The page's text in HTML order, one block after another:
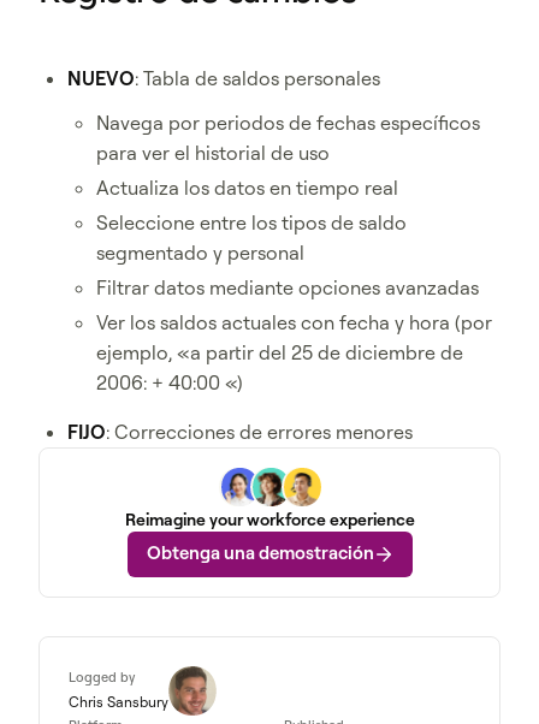
NUEVO: Tabla de saldos personales
Navega por periodos de fechas específicos
para ver el historial de uso
Actualiza los datos en tiempo real
Seleccione entre los tipos de saldo
segmentado y personal
Filtrar datos mediante opciones avanzadas
Ver los saldos actuales con fecha y hora (por
ejemplo, «a partir del 25 de diciembre de
2006: + 40:00 «)
FIJO: Correcciones de errores menores
Reimagine your workforce experience
Obtenga una demostración
Logged by
Chris Sansbury